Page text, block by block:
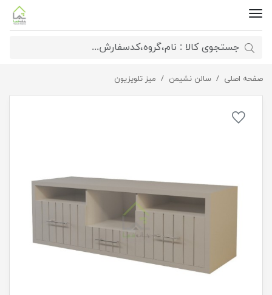
صفحه اصلی سالن نشیمن میز تلویزیون میز تلویزیون سه کشو مدرن